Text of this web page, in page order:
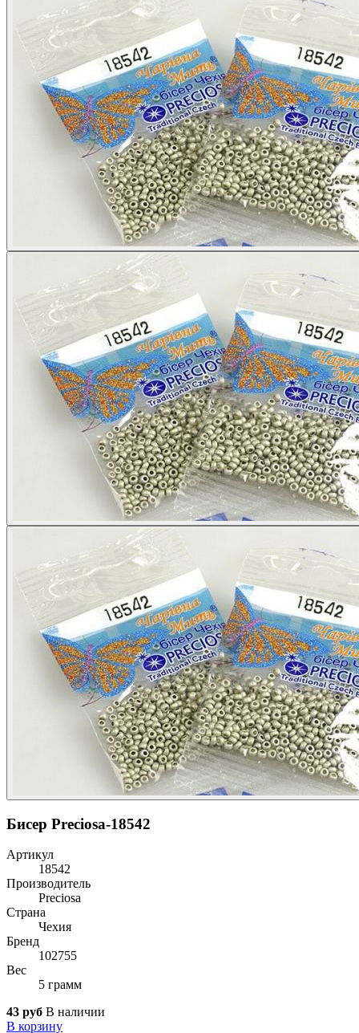
Бисер Preciosa-18542
Артикул
18542
Производитель
Preciosa
Страна
Чехия
Бренд
102755
Вес
5 грамм
43 руб В наличии
В корзину